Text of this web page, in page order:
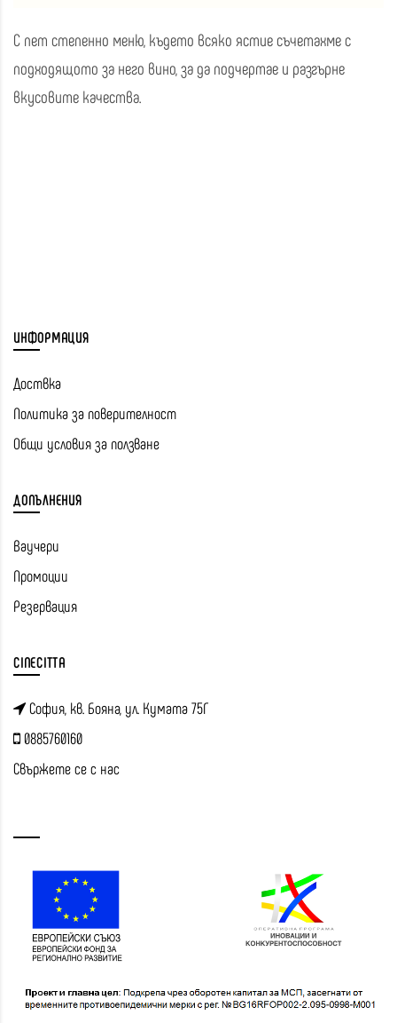
С пет степенно меню, където всяко ястие съчетахме с
подходящото за него вино, за да подчертае и разгърне
вкусовите качества.
ИНФОРМАЦИЯ
Доствка
Политика за поверителност
Общи условия за ползване
ДОПЪЛНЕНИЯ
Ваучери
Промоции
Резервация
CINECITTA
София, кв. Бояна, ул. Кумата 75Г
0885760160
Свържете се с нас